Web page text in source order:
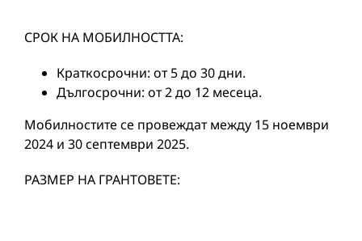
СРОК НА МОБИЛНОСТТА:
Краткосрочни: от 5 до 30 дни.
Дългосрочни: от 2 до 12 месеца.
Мобилностите се провеждат между 15 ноември
2024 и 30 септември 2025.
РАЗМЕР НА ГРАНТОВЕТЕ: